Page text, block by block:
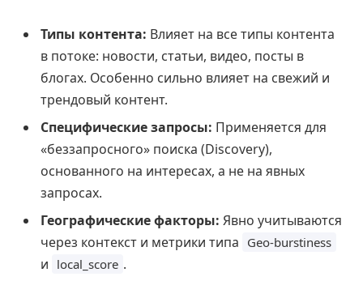
Типы контента: Влияет на все типы контента
в потоке: новости, статьи, видео, посты в
блогах. Особенно сильно влияет на свежий и
трендовый контент.
Специфические запросы: Применяется для
«беззапросного» поиска (Discovery),
основанного на интересах, а не на явных
запросах.
Географические факторы: Явно учитываются
через контекст и метрики типа Geo-burstiness
и local_score .